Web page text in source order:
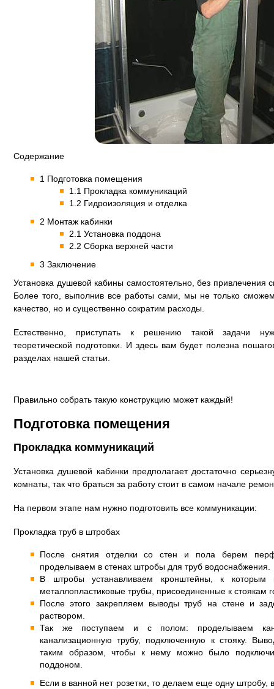
Содержание
1 Подготовка помещения
1.1 Прокладка коммуникаций
1.2 Гидроизоляция и отделка
2 Монтаж кабинки
2.1 Установка поддона
2.2 Сборка верхней части
3 Заключение
Установка душевой кабины самостоятельно, без привлечения
Более того, выполнив все работы сами, мы не только
качество, но и существенно сократим расходы.
Естественно, приступать к решению такой задачи
теоретической подготовки. И здесь вам будет полезна
разделах нашей статьи.
Правильно собрать такую конструкцию может каждый!
Подготовка помещения
Прокладка коммуникаций
Установка душевой кабинки предполагает достаточно
комнаты, так что браться за работу стоит в самом начале
На первом этапе нам нужно подготовить все коммуникации:
Прокладка труб в штробах
После снятия отделки со стен и пола берем
проделываем в стенах штробы для труб водоснабжения.
В штробы устанавливаем кронштейны, к
металлопластиковые трубы, присоединенные к стоякам
После этого закрепляем выводы труб на стене и
раствором.
Так же поступаем и с полом: проделываем
канализационную трубу, подключенную к стояку.
таким образом, чтобы к нему можно было
поддоном.
Если в ванной нет розетки, то делаем еще одну штробу,